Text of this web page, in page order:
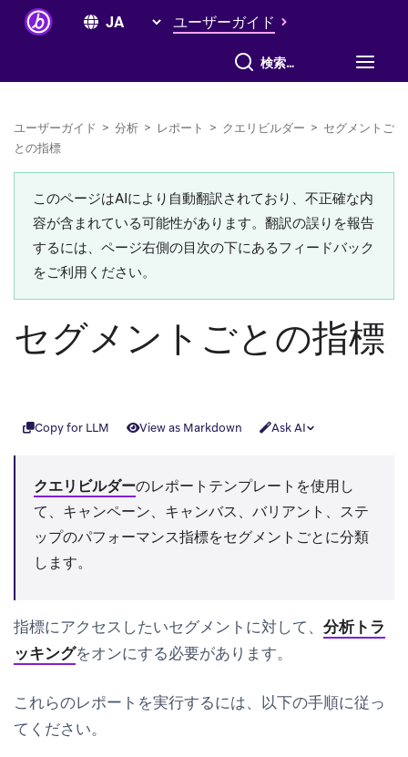
ユーザーガイド
すべて検索
ユーザーガイド > 分析 > レポート > クエリビルダー > セグメントご
との指標
このページはAIにより自動翻訳されており、不正確な内
容が含まれている可能性があります。翻訳の誤りを報告
するには、ページ右側の目次の下にあるフィードバック
をご利用ください。
セグメントごとの指標
Copy for LLM View as Markdown Ask AI
クエリビルダーのレポートテンプレートを使用し
て、キャンペーン、キャンバス、バリアント、ステ
ップのパフォーマンス指標をセグメントごとに分類
します。
指標にアクセスしたいセグメントに対して、 分析トラ
ッキングをオンにする必要があります。
これらのレポートを実行するには、以下の手順に従っ
てください。